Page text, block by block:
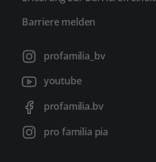
Barriere melden
profamilia_bv
youtube
profamilia.bv
pro familia pia